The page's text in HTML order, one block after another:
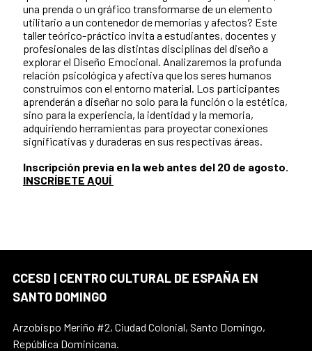
una prenda o un gráfico transformarse de un elemento
utilitario a un contenedor de memorias y afectos? Este
taller teórico-práctico invita a estudiantes, docentes y
profesionales de las distintas disciplinas del diseño a
explorar el Diseño Emocional. Analizaremos la profunda
relación psicológica y afectiva que los seres humanos
construimos con el entorno material. Los participantes
aprenderán a diseñar no solo para la función o la estética,
sino para la experiencia, la identidad y la memoria,
adquiriendo herramientas para proyectar conexiones
significativas y duraderas en sus respectivas áreas.
Inscripción previa en la web antes del 20 de agosto.
INSCRÍBETE AQUÍ
CCESD | CENTRO CULTURAL DE ESPAÑA EN
SANTO DOMINGO
Arzobispo Meriño #2, Ciudad Colonial, Santo Domingo,
República Dominicana.